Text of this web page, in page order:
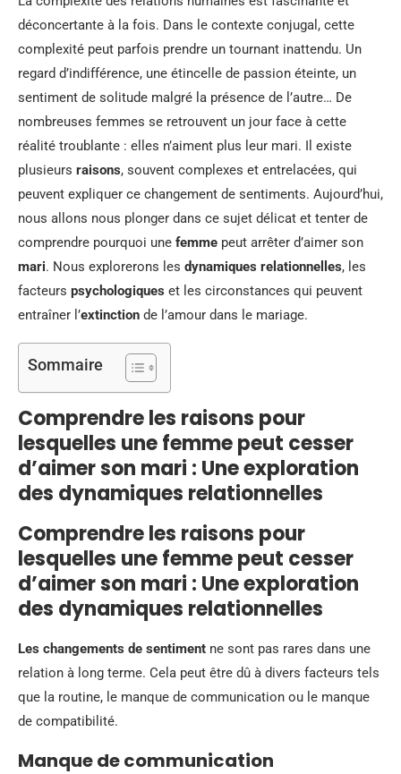
déconcertante à la fois. Dans le contexte conjugal, cette
complexité peut parfois prendre un tournant inattendu. Un
regard d’indifférence, une étincelle de passion éteinte, un
sentiment de solitude malgré la présence de l’autre… De
nombreuses femmes se retrouvent un jour face à cette
réalité troublante : elles n’aiment plus leur mari. Il existe
plusieurs raisons, souvent complexes et entrelacées, qui
peuvent expliquer ce changement de sentiments. Aujourd’hui,
nous allons nous plonger dans ce sujet délicat et tenter de
comprendre pourquoi une femme peut arrêter d’aimer son
mari. Nous explorerons les dynamiques relationnelles, les
facteurs psychologiques et les circonstances qui peuvent
entraîner l’extinction de l’amour dans le mariage.
Sommaire
Comprendre les raisons pour
lesquelles une femme peut cesser
d’aimer son mari : Une exploration
des dynamiques relationnelles
Comprendre les raisons pour
lesquelles une femme peut cesser
d’aimer son mari : Une exploration
des dynamiques relationnelles
Les changements de sentiment ne sont pas rares dans une
relation à long terme. Cela peut être dû à divers facteurs tels
que la routine, le manque de communication ou le manque
de compatibilité.
Manque de communication